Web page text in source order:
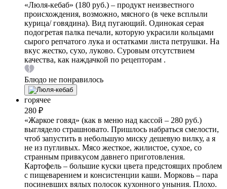
«Люля-кебаб» (180 руб.) – продукт неизвестного
происхождения, возможно, мясного (в чеке всплыли
курица/ говядина). Вид пугающий. Одинокая серая
подогретая палка печали, которую украсили кольцами
сырого репчатого лука и остатками листа петрушки. На
вкус жестко, сухо, луково. Суровым отсутствием
качества, как наждачкой по рецепторам .
Блюдо не понравилось
горячее
280 ₽
«Жаркое говяд» (как в меню над кассой – 280 руб.)
выглядело страшновато. Пришлось набраться смелости,
чтоб запустить в небольшую миску дешевую вилку, а я
не из пугливых. Мясо жесткое, жилистое, сухое, со
странным привкусом давнего приготовления.
Картофель – большие куски цвета предстоящих проблем
с пищеварением и консистенции каши. Морковь – пара
посиневших вялых полосок кухонного уныния. Плохо.